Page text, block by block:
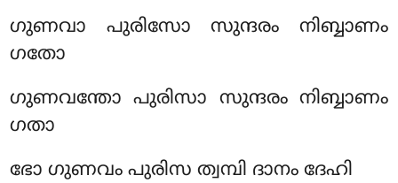
ഗുണവാ പുരിസോ സുന്ദരം നിബ്ബാണം
ഗതോ
ഗുണവന്തോപുരിസാ സുന്ദരം നിബ്ബാണം
ഗതാ
ഭോ ഗുണവം പുരിസ ത്വമ്പി ദാനം ദേഹി